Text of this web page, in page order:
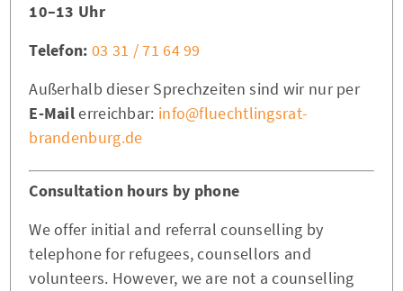
10–13 Uhr
Telefon: 03 31 / 71 64 99
Außerhalb dieser Sprechzeiten sind wir nur per
E-Mailerreichbar: info@fluechtlingsrat-
brandenburg.de
Consultation hours by phone
We offer initial and referral counselling by
telephone for refugees, counsellors and
volunteers. However, we are not a counselling